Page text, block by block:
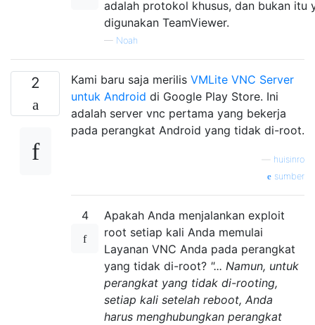
adalah protokol khusus, dan bukan itu
digunakan TeamViewer.
— Noah
2 Kami baru saja merilis VMLite VNC Server
untuk Android di Google Play Store. Ini
adalah server vnc pertama yang bekerja
pada perangkat Android yang tidak di-root.
huisinro
sumber
4
Apakah Anda menjalankan exploit
root setiap kali Anda memulai
Layanan VNC Anda pada perangkat
yang tidak di-root? "... Namun, untuk
perangkat yang tidak di-rooting,
setiap kali setelah reboot, Anda
harus menghubungkan perangkat